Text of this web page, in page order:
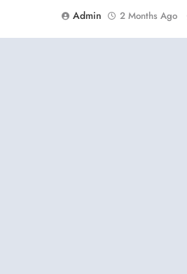
Admin
2 Months Ago